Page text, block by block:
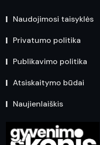
Naudojimosi taisyklės
Privatumo politika
Publikavimo politika
Atsiskaitymo būdai
Naujienlaiškis